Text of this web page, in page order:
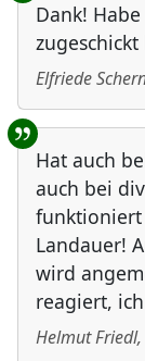
Dank!
Elfriede
Hat auch
auch bei
funktioniert
Landauer!
wird
reagiert,
Helmut Friedl,